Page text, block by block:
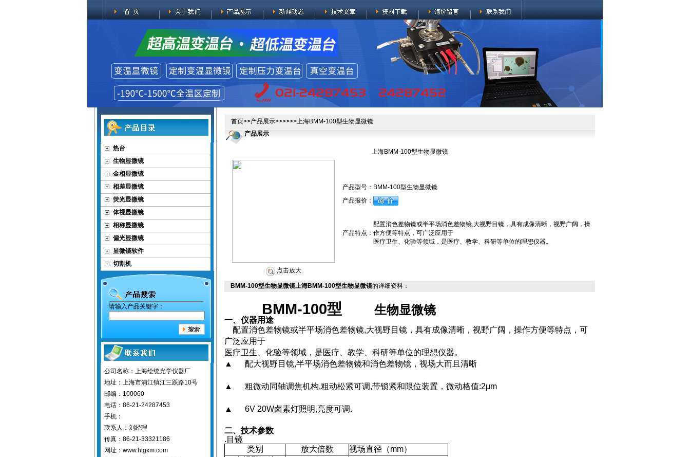
热台
生物显微镜
金相显微镜
相差显微镜
荧光显微镜
体视显微镜
相称显微镜
偏光显微镜
显微镜软件
切割机
请输入产品关键字：
公司名称：上海绘统光学仪器厂
地址：上海市浦江镇江三跃路10号
邮编：100060
电话：86-21-24287453
手机：
联系人：刘经理
传真：86-21-33321186
网址：www.htgxm.com
首页>>产品展示>>>>>>上海BMM-100型生物显微镜
产品展示
上海BMM-100型生物显微镜
点击放大
产品型号： BMM-100型生物显微镜
产品报价：
产品特点：
配置消色差物镜或半平场消色差物镜,大视野目镜，具有成像清晰，视野广阔，操
作方便等特点，可广泛应用于
医疗卫生、化验等领域，是医疗、教学、科研等单位的理想仪器。
BMM-100型生物显微镜上海BMM-100型生物显微镜的详细资料：
BMM-100型 生物显微镜
一、仪器用途
配置消色差物镜或半平场消色差物镜,大视野目镜，具有成像清晰，视野广阔，操作方便等特点，可
广泛应用于
医疗卫生、化验等领域，是医疗、教学、科研等单位的理想仪器。
▲
配大视野目镜,半平场消色差物镜和消色差物镜，视场大而且清晰
▲ 粗微动同轴调焦机构,粗动松紧可调,带锁紧和限位装置，微动格值:2μm
▲ 6V 20W卤素灯照明,亮度可调.
二、技术参数
. 目镜
类别
放大倍数 视场直径（mm）